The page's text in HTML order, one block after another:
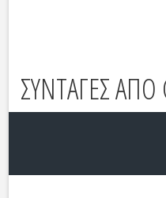
ΣΥΝΤΑΓΕΣ ΑΠΟ